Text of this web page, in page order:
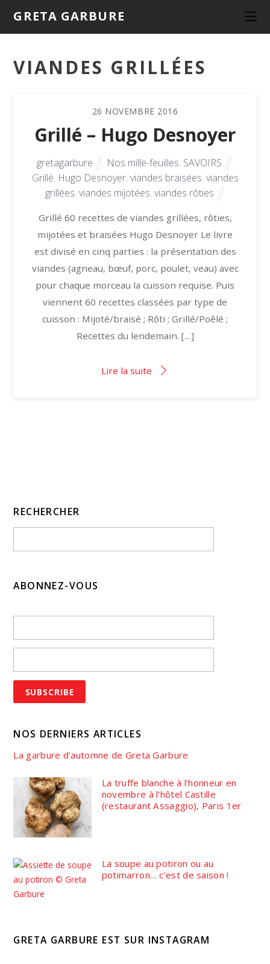
GRETA GARBURE
VIANDES GRILLÉES
26 NOVEMBRE 2016
Grillé – Hugo Desnoyer
gretagarbure Nos mille-feuilles, SAVOIRS
Grillé, Hugo Desnoyer, viandes braisées, viandes
grillées, viandes mijotées, viandes rôties
Grillé 60 recettes de viandes grillées, rôties,
mijotées et braisées Hugo Desnoyer Le livre
est divisé en cinq parties : la présentation des
viandes (agneau, bœuf, porc, poulet, veau) avec
pour chaque morceau la cuisson requise. Puis
viennent 60 recettes classées par type de
cuisson : Mijoté/braisé ; Rôti ; Grillé/Poêlé ;
Recettes du lendemain. […]
Lire la suite
RECHERCHER
ABONNEZ-VOUS
NOS DERNIERS ARTICLES
La garbure d’automne de Greta Garbure
La truffe blanche à l’honneur en
novembre à l’hôtel Castille
(restaurant Assaggio), Paris 1er
La soupe au potiron ou au
potimarron… c’est de saison !
GRETA GARBURE EST SUR INSTAGRAM